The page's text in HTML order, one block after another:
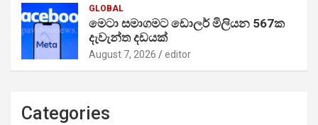
GLOBAL
මෙටා සමාගමට ඩොලර් මිලියන 567ක
දැවැන්ත දඩයක්
August 7, 2026 editor
Categories